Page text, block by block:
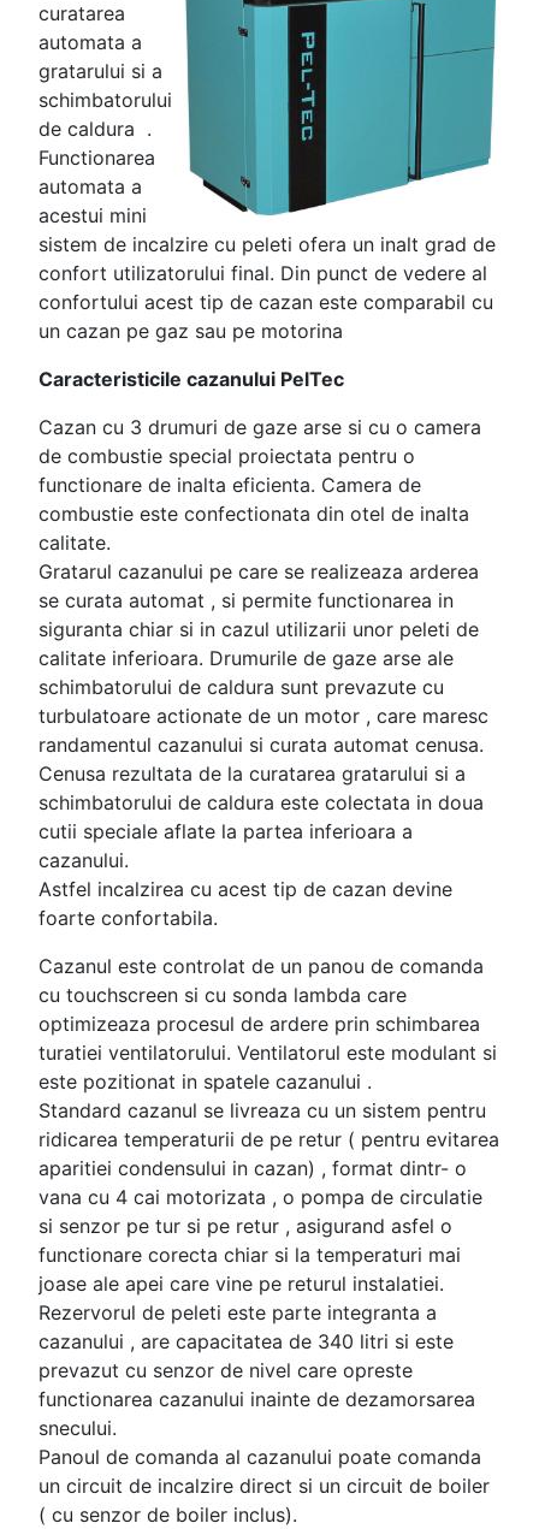
curatarea
automata a
gratarului si a
schimbatorului
de caldura .
Functionarea
automata a
acestui mini
sistem de incalzire cu peleti ofera un inalt grad de
confort utilizatorului final. Din punct de vedere al
confortului acest tip de cazan este comparabil cu
un cazan pe gaz sau pe motorina
Caracteristicile cazanului PelTec
Cazan cu 3 drumuri de gaze arse si cu o camera
de combustie special proiectata pentru o
functionare de inalta eficienta. Camera de
combustie este confectionata din otel de inalta
calitate.
Gratarul cazanului pe care se realizeaza arderea
se curata automat , si permite functionarea in
siguranta chiar si in cazul utilizarii unor peleti de
calitate inferioara. Drumurile de gaze arse ale
schimbatorului de caldura sunt prevazute cu
turbulatoare actionate de un motor , care maresc
randamentul cazanului si curata automat cenusa.
Cenusa rezultata de la curatarea gratarului si a
schimbatorului de caldura este colectata in doua
cutii speciale aflate la partea inferioara a
cazanului.
Astfel incalzirea cu acest tip de cazan devine
foarte confortabila.
Cazanul este controlat de un panou de comanda
cu touchscreen si cu sonda lambda care
optimizeaza procesul de ardere prin schimbarea
turatiei ventilatorului. Ventilatorul este modulant si
este pozitionat in spatele cazanului .
Standard cazanul se livreaza cu un sistem pentru
ridicarea temperaturii de pe retur ( pentru evitarea
aparitiei condensului in cazan) , format dintr- o
vana cu 4 cai motorizata , o pompa de circulatie
si senzor pe tur si pe retur , asigurand asfel o
functionare corecta chiar si la temperaturi mai
joase ale apei care vine pe returul instalatiei.
Rezervorul de peleti este parte integranta a
cazanului , are capacitatea de 340 litri si este
prevazut cu senzor de nivel care opreste
functionarea cazanului inainte de dezamorsarea
snecului.
Panoul de comanda al cazanului poate comanda
un circuit de incalzire direct si un circuit de boiler
( cu senzor de boiler inclus).